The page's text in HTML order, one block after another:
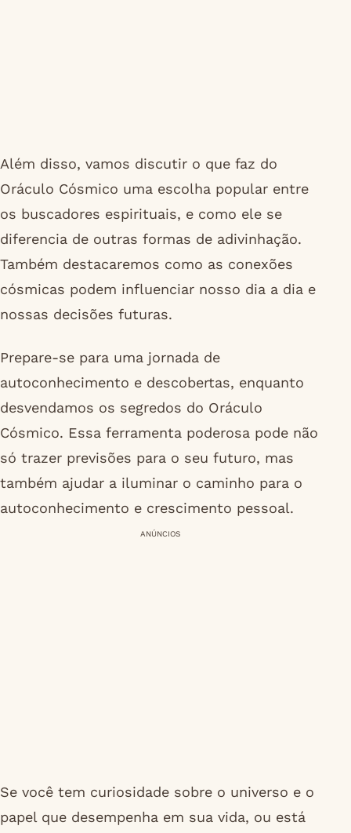
Além disso, vamos discutir o que faz do
Oráculo Cósmico uma escolha popular entre
os buscadores espirituais, e como ele se
diferencia de outras formas de adivinhação.
Também destacaremos como as conexões
cósmicas podem influenciar nosso dia a dia e
nossas decisões futuras.
Prepare-se para uma jornada de
autoconhecimento e descobertas, enquanto
desvendamos os segredos do Oráculo
Cósmico. Essa ferramenta poderosa pode não
só trazer previsões para o seu futuro, mas
também ajudar a iluminar o caminho para o
autoconhecimento e crescimento pessoal.
ANÚNCIOS
Se você tem curiosidade sobre o universo e o
papel que desempenha em sua vida, ou está